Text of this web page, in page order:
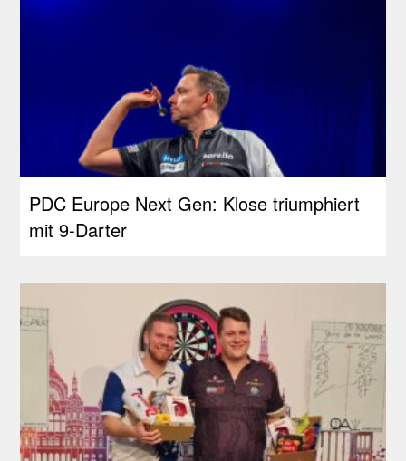
PDC Europe Next Gen: Klose triumphiert
mit 9-Darter